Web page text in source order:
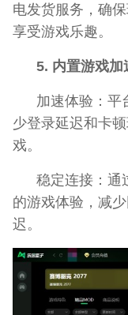
电发货服务，确
享受游戏乐趣。
5. 内置游戏加
加速体验：平
少登录延迟和卡
戏。
稳定连接：通
的游戏体验，减
迟。